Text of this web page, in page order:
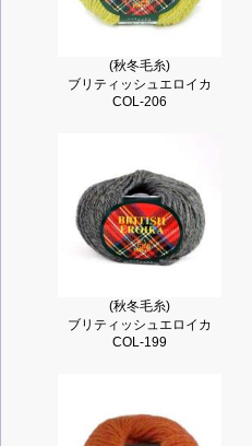
(秋冬毛糸)
ブリティッシュエロイカ
COL-206
(秋冬毛糸)
ブリティッシュエロイカ
COL-199